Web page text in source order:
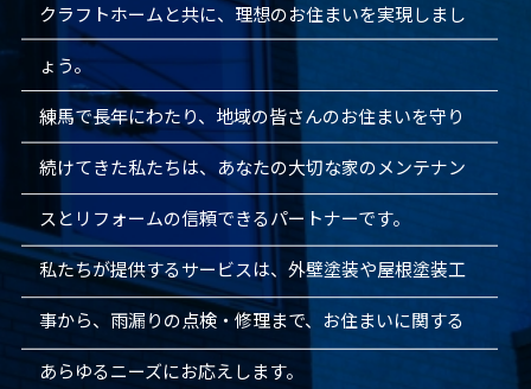
クラフトホームと共に、理想のお住まいを実現しまし
ょう。
練馬で長年にわたり、地域の皆さんのお住まいを守り
続けてきた私たちは、あなたの大切な家のメンテナン
スとリフォームの信頼できるパートナーです。
私たちが提供するサービスは、外壁塗装や屋根塗装工
事から、雨漏りの点検・修理まで、お住まいに関する
あらゆるニーズにお応えします。